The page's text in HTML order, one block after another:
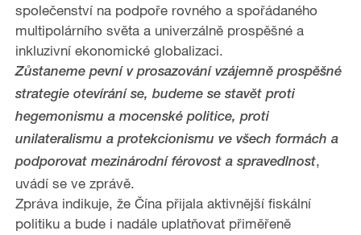
společenství na podpoře rovného a spořádaného
multipolárního světa a univerzálně prospěšné a
inkluzivní ekonomické globalizaci.
Zůstaneme pevní v prosazování vzájemně prospěšné
strategie otevírání se, budeme se stavět proti
hegemonismu a mocenské politice, proti
unilateralismu a protekcionismu ve všech formách a
podporovat mezinárodní férovost a spravedlnost,
uvádí se ve zprávě.
Zpráva indikuje, že Čína přijala aktivnější fiskální
politiku a bude i nadále uplatňovat přiměřeně